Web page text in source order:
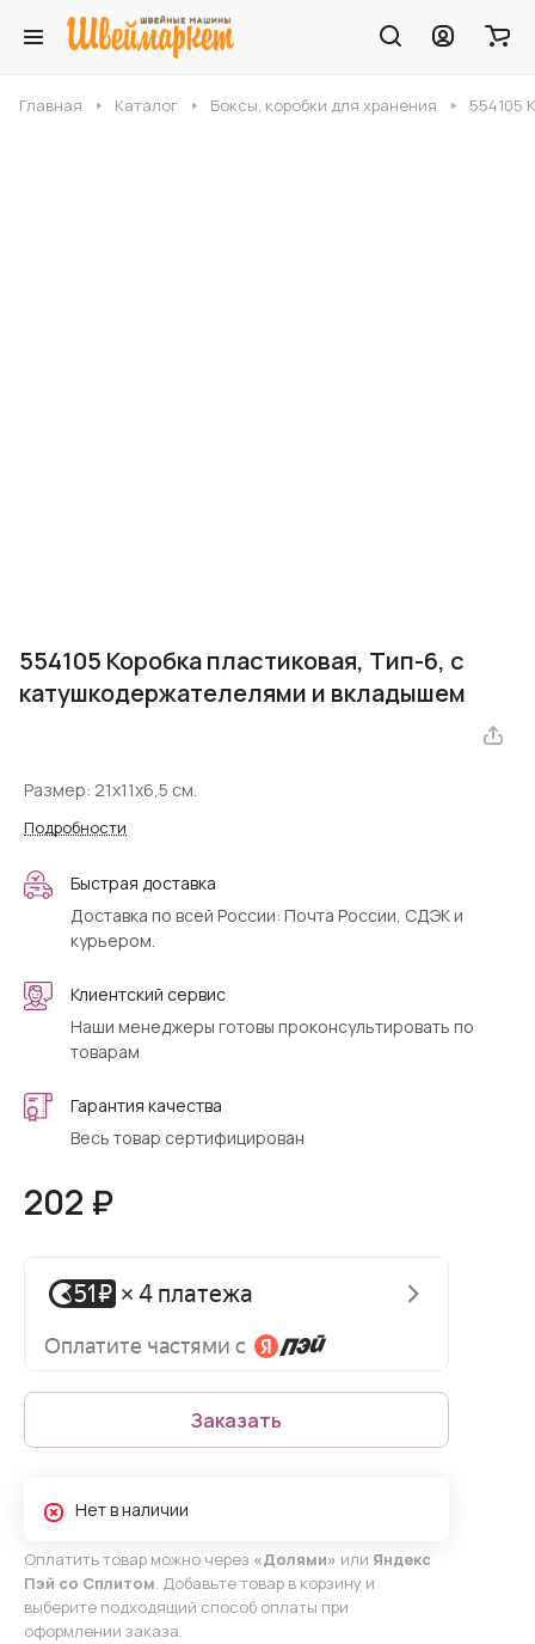
Главная Каталог Боксы, коробки для хранения 554105
554105 Коробка пластиковая, Тип-6, с
катушкодержателелями и вкладышем
Размер: 21х11х6,5 см.
Подробности
Быстрая доставка
Доставка по всей России: Почта России, СДЭК и
курьером.
Клиентский сервис
Наши менеджеры готовы проконсультировать по
товарам
Гарантия качества
Весь товар сертифицирован
202 ₽
Заказать
Нет в наличии
Оплатить товар можно через «Долями» или Яндекс
Пэй со Сплитом. Добавьте товар в корзину и
выберите подходящий способ оплаты при
оформлении заказа.